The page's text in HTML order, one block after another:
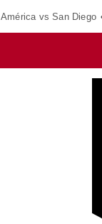
América vs San Diego